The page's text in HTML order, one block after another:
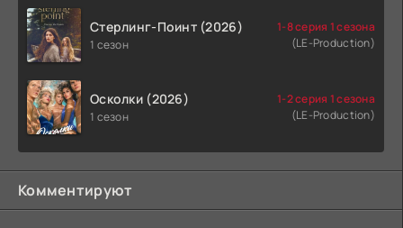
Стерлинг-Поинт (2026)
1 сезон
1-8 серия 1 сезона
(LE-Production)
Осколки (2026)
1 сезон
1-2 серия 1 сезона
(LE-Production)
Комментируют